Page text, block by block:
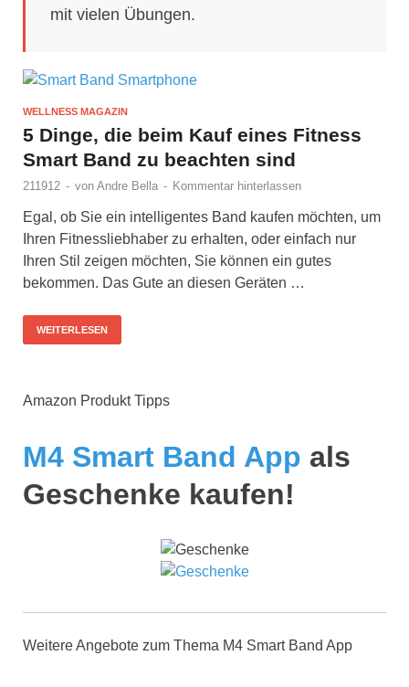
mit vielen Übungen.
WELLNESS MAGAZIN
5 Dinge, die beim Kauf eines Fitness
Smart Band zu beachten sind
211912 - von Andre Bella - Kommentar hinterlassen
Egal, ob Sie ein intelligentes Band kaufen möchten, um
Ihren Fitnessliebhaber zu erhalten, oder einfach nur
Ihren Stil zeigen möchten, Sie können ein gutes
bekommen. Das Gute an diesen Geräten …
WEITERLESEN
Amazon Produkt Tipps
M4 Smart Band App als
Geschenke kaufen!
Weitere Angebote zum Thema M4 Smart Band App